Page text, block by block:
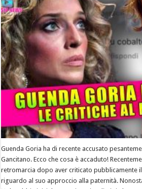
Guenda Goria ha di recente accusato
Gancitano. Ecco che cosa è accaduto!
retromarcia dopo aver criticato pubblicamente
riguardo al suo approccio alla paternità.